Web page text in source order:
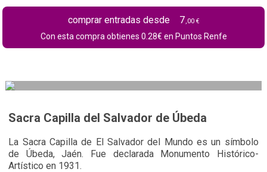
comprar entradas desde 7 ,00 €
Con esta compra obtienes 0.28€ en Puntos Renfe
Sacra Capilla del Salvador de Úbeda
La Sacra Capilla de El Salvador del Mundo es un símbolo
de Úbeda, Jaén. Fue declarada Monumento Histórico-
Artístico en 1931.